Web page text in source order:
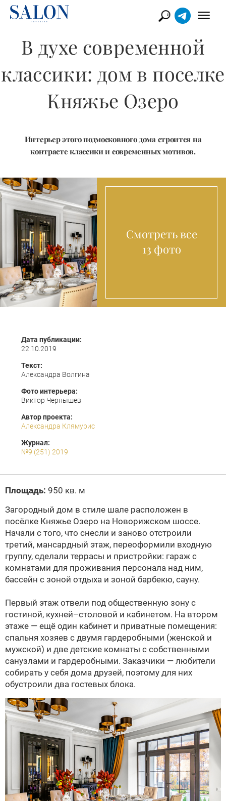
В духе современной
классики: дом в поселке
Княжье Озеро
Интерьер этого подмосковного дома строится на
контрасте классики и современных мотивов.
Смотреть все
13 фото
Дата публикации:
22.10.2019
Текст:
Александра Волгина
Фото интерьера:
Виктор Чернышев
Автор проекта:
Александра Клямурис
Журнал:
№9 (251) 2019
Площадь: 950 кв. м
Загородный дом в стиле шале расположен в
посёлке Княжье Озеро на Новорижском шоссе.
Начали с того, что снесли и заново отстроили
третий, мансардный этаж, переоформили входную
группу, сделали террасы и пристройки: гараж с
комнатами для проживания персонала над ним,
бассейн с зоной отдыха и зоной барбекю, сауну.
Первый этаж отвели под общественную зону с
гостиной, кухней–столовой и кабинетом. На втором
этаже — ещё один кабинет и приватные помещения:
спальня хозяев с двумя гардеробными (женской и
мужской) и две детские комнаты с собственными
санузлами и гардеробными. Заказчики — любители
собирать у себя дома друзей, поэтому для них
обустроили два гостевых блока.